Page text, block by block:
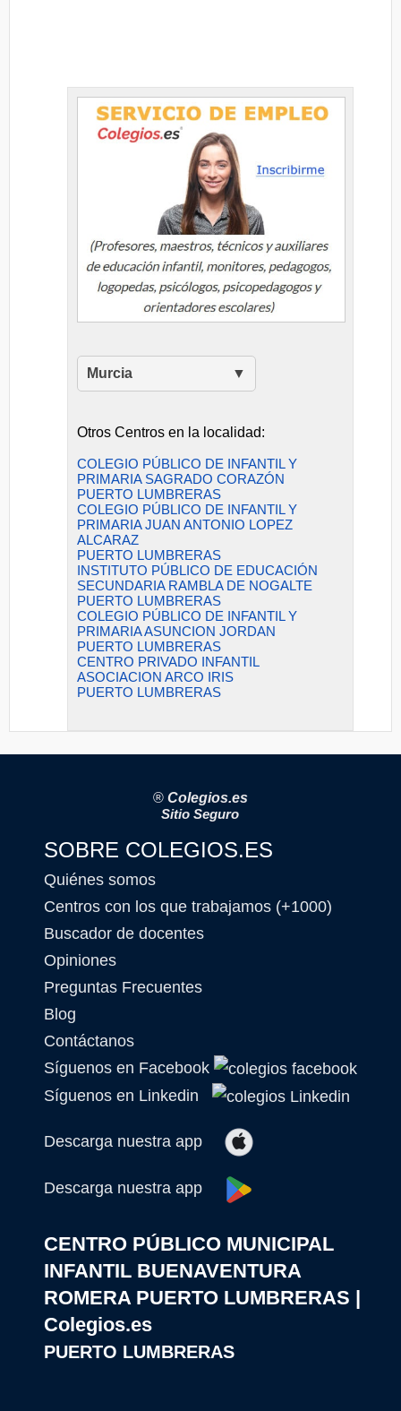
Murcia
Otros Centros en la localidad:
COLEGIO PÚBLICO DE INFANTIL Y
PRIMARIA SAGRADO CORAZÓN
PUERTO LUMBRERAS
COLEGIO PÚBLICO DE INFANTIL Y
PRIMARIA JUAN ANTONIO LOPEZ
ALCARAZ
PUERTO LUMBRERAS
INSTITUTO PÚBLICO DE EDUCACIÓN
SECUNDARIA RAMBLA DE NOGALTE
PUERTO LUMBRERAS
COLEGIO PÚBLICO DE INFANTIL Y
PRIMARIA ASUNCION JORDAN
PUERTO LUMBRERAS
CENTRO PRIVADO INFANTIL
ASOCIACION ARCO IRIS
PUERTO LUMBRERAS
® Colegios.es
Sitio Seguro
SOBRE COLEGIOS.ES
Quiénes somos
Centros con los que trabajamos (+1000)
Buscador de docentes
Opiniones
Preguntas Frecuentes
Blog
Contáctanos
Síguenos en Facebook
Síguenos en Linkedin
Descarga nuestra app
Descarga nuestra app
CENTRO PÚBLICO MUNICIPAL
INFANTIL BUENAVENTURA
ROMERA PUERTO LUMBRERAS |
Colegios.es
PUERTO LUMBRERAS